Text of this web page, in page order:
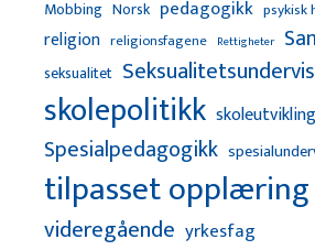
Mobbing Norsk pedagogikk psykisk
religion religionsfagene Rettigheter
seksualitet
skolepolitikk skoleutvikling
Spesialpedagogikk
tilpasset opplæring
videregående yrkesfag